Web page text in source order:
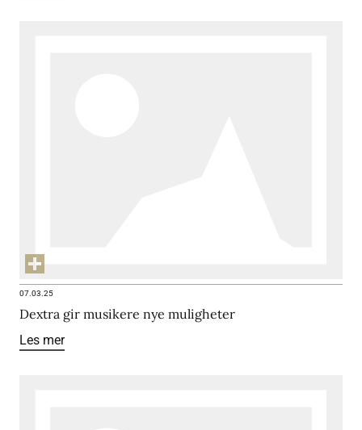
07.03.25
Dextra gir musikere nye muligheter
Les mer